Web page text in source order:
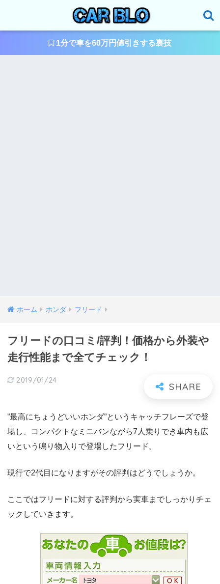
1分で車を60万円値引きする裏技
ホーム ホンダ フリード
フリードの口コミ/評判！価格から外装や
走行性能まで全てチェック！
2019/01/24
”最高にちょうどいいホンダ”というキャッチフレーズで登
場し、コンパクトなミニバンながら7人乗りでき車内も広
いという鳴り物入りで登場したフリード。
現行で2代目になりますがその評判はどうでしょうか。
ここではフリードに対する評判から実車までしっかりチェ
ックしていきます。